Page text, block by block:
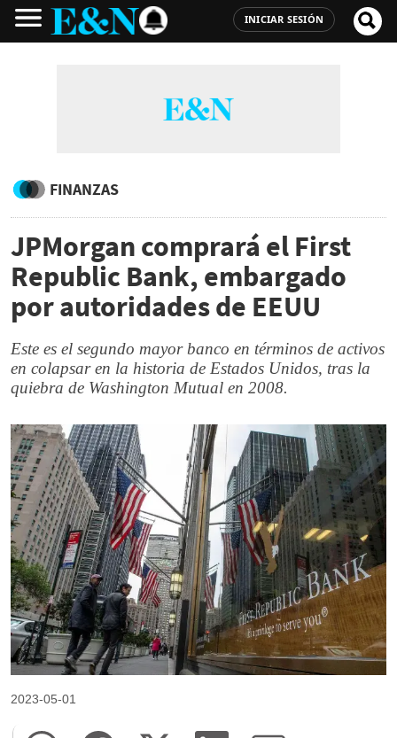
INICIAR SESIÓN
FINANZAS
JPMorgan comprará el First
Republic Bank, embargado
por autoridades de EEUU
Este es el segundo mayor banco en términos de activos
en colapsar en la historia de Estados Unidos, tras la
quiebra de Washington Mutual en 2008.
2023-05-01